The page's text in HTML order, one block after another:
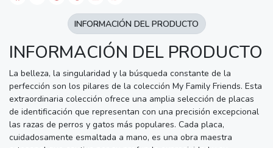
INFORMACIÓN DEL PRODUCTO
La belleza, la singularidad y la búsqueda constante de la
perfección son los pilares de la colección My Family Friends. Esta
extraordinaria colección ofrece una amplia selección de placas
de identificación que representan con una precisión excepcional
las razas de perros y gatos más populares. Cada placa,
cuidadosamente esmaltada a mano, es una obra maestra
INFORMACIÓN DEL PRODUCTO